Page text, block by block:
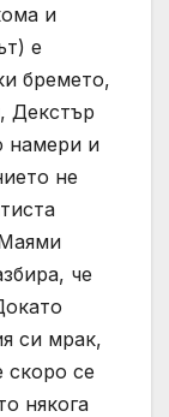
и
е
бремето,
Декстър
намери и
не
че
си мрак,
скоро се
някога